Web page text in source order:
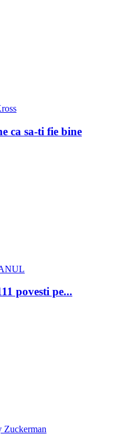
ca sa-ti fie bine
povesti pe...
Zuckerman